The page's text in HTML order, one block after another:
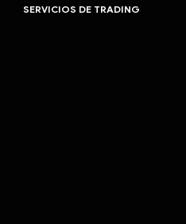
SERVICIOS DE TRADING